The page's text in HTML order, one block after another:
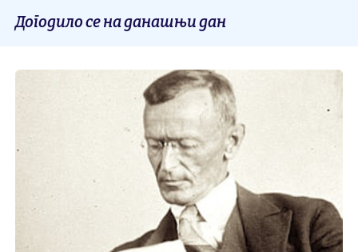
Догодило се на данашњи дан